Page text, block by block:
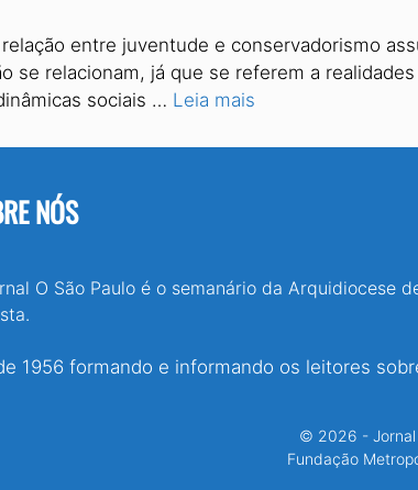
entre juventude e conservadorismo
se relacionam, já que se referem a
sociais … Leia mais
NÓS
O São Paulo é o semanário da Arquidiocese
1956 formando e informando os leitores
© 2026 - Jornal
Fundação